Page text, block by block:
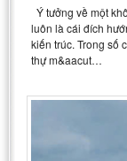
Ý tưởng về một
luôn là cái đích
kiến trúc. Trong số
thự m&aacut…